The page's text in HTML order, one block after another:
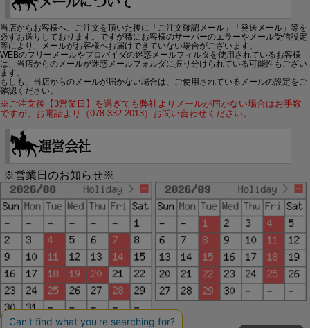
当店からお客様へ、ご注文を頂いた後に「ご注文確認メール」「発送メール」等を
必ずお送りしております。ですが稀にお客様のサーバーのエラーやメール受信設定
等により、メールがお客様へお届けできていない場合がございます。
WEBのフリーメールやプロバイダの迷惑メールフィルタを使用されているお客様
は、当店からのメールが迷惑メールフォルダに振り分けられている可能性もござい
ます。
もしも、当店からのメールが届かない場合は、ご使用されているメールの設定をご
確認ください。
※ご注文後【3営業日】を過ぎても弊社よりメールが届かない場合はお手数
ですが、お電話より（078-332-2013）お問い合わせください。
※営業日のお知らせ※
赤字で塗られた日は配送定休日です。